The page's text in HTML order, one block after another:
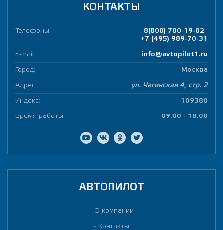
КОНТАКТЫ
Телефоны:
8(800) 700-19-02
+7 (495) 989-70-31
E-mail: info@avtopilot1.ru
Город: Москва
Адрес: ул. Чагинская 4, стр. 2
Индекс: 109380
Время работы: 09:00 - 18:00
АВТОПИЛОТ
О компании
Контакты